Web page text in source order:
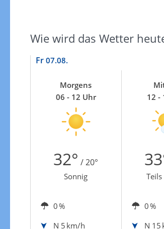
Wie wird das Wetter
Fr 07.08.
Morgens
06 - 12 Uhr
12 -
32° / 20°
Sonnig
0 % 0 %
N 5 km/h N 15
Gewitterrisiko in 3h
Zur Gewitterrisikokarte